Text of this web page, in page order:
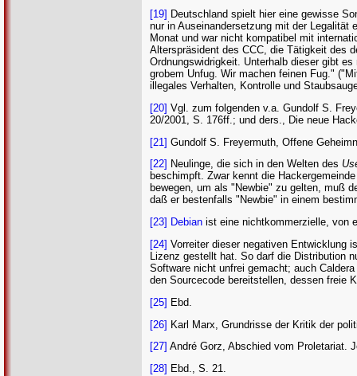
[19] Deutschland spielt hier eine gewisse
nur in Auseinandersetzung mit der Legalität
Monat und war nicht kompatibel mit
Alterspräsident des CCC, die Tätigkeit des
Ordnungswidrigkeit. Unterhalb dieser gibt
grobem Unfug. Wir machen feinen Fug."
illegales Verhalten, Kontrolle und
[20] Vgl. zum folgenden v.a. Gundolf S.
20/2001, S. 176ff.; und ders., Die neue
[21] Gundolf S. Freyermuth, Offene
[22] Neulinge, die sich in den Welten des
beschimpft. Zwar kennt die
bewegen, um als "Newbie" zu gelten, muß
daß er bestenfalls "Newbie" in einem
[23] Debian ist eine nichtkommerzielle, von
[24] Vorreiter dieser negativen Entwicklung
Lizenz gestellt hat. So darf die Distribution
Software nicht unfrei gemacht; auch
den Sourcecode bereitstellen, dessen freie
[25] Ebd.
[26] Karl Marx, Grundrisse der Kritik der
[27] André Gorz, Abschied vom Proletariat.
[28] Ebd., S. 21.